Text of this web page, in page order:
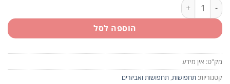
כמות של תחפושת הנסיך הקטן - אדום
הוספה לסל
מק"ט: אין מידע
קטגוריות: תחפושות, תחפושות ואביזרים